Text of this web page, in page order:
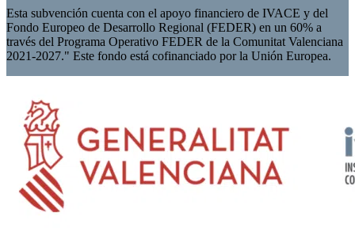
Esta subvención cuenta con el apoyo financiero de IVACE y del
Fondo Europeo de Desarrollo Regional (FEDER) en un 60% a
través del Programa Operativo FEDER de la Comunitat Valenciana
2021-2027." Este fondo está cofinanciado por la Unión Europea.